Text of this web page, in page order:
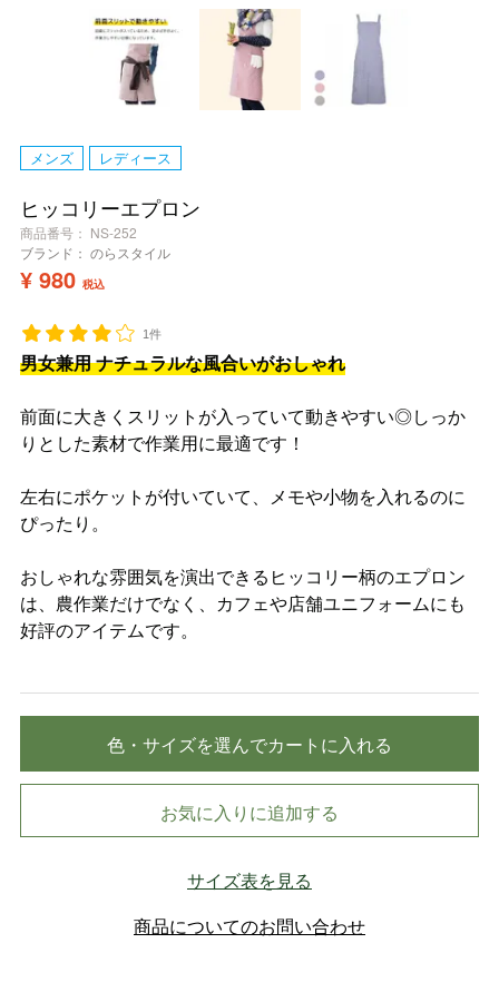
メンズ レディース
ヒッコリーエプロン
商品番号
NS-252
ブランド： のらスタイル
¥ 980 税込
1件
男女兼用 ナチュラルな風合いがおしゃれ
前面に大きくスリットが入っていて動きやすい◎しっか
りとした素材で作業用に最適です！
左右にポケットが付いていて、メモや小物を入れるのに
ぴったり。
おしゃれな雰囲気を演出できるヒッコリー柄のエプロン
は、農作業だけでなく、カフェや店舗ユニフォームにも
好評のアイテムです。
色・サイズを選んでカートに入れる
お気に入りに追加する
サイズ表を見る
商品についてのお問い合わせ